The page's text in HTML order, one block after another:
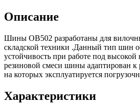
Описание
Шины OB502 разработаны для
складской техники .Данный тип шин
устойчивость при работе под высокой
резиновой смеси шины адаптирован к
на которых эксплуатируется
Характеристики